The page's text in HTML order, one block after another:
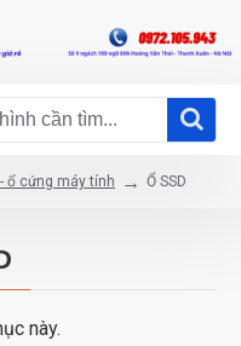
ổ cứng máy tính Ổ SSD
này.